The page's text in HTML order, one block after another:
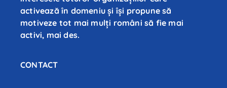
activează în domeniu și își propune să
motiveze tot mai mulți români să fie mai
activi, mai des.
CONTACT